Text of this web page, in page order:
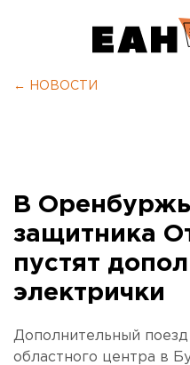
← НОВОСТИ
В
защитника
пустят
электрички
Дополнительный поезд
областного центра в